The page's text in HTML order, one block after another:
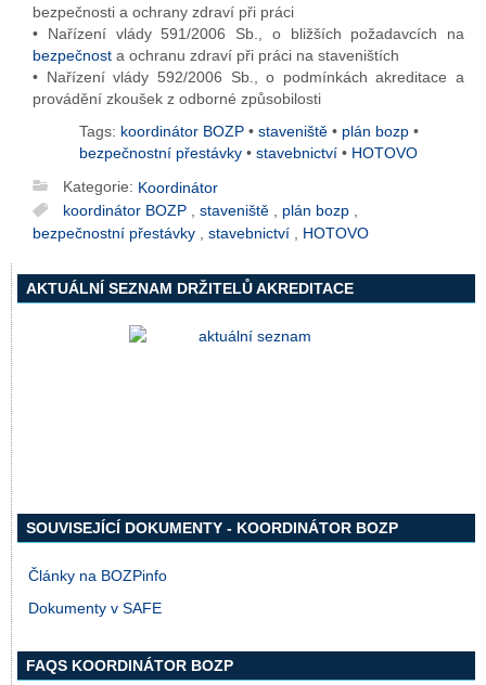
bezpečnosti a ochrany zdraví při práci
• Nařízení vlády 591/2006 Sb., o bližších požadavcích na
bezpečnost a ochranu zdraví při práci na staveništích
• Nařízení vlády 592/2006 Sb., o podmínkách akreditace a
provádění zkoušek z odborné způsobilosti
Tags: koordinátor BOZP• staveniště• plán bozp•
bezpečnostní přestávky • stavebnictví • HOTOVO
Kategorie: Koordinátor
koordinátor BOZP , staveniště , plán bozp ,
bezpečnostní přestávky , stavebnictví , HOTOVO
AKTUÁLNÍ SEZNAM DRŽITELŮ AKREDITACE
SOUVISEJÍCÍ DOKUMENTY - KOORDINÁTOR BOZP
Články na BOZPinfo
Dokumenty v SAFE
FAQS KOORDINÁTOR BOZP